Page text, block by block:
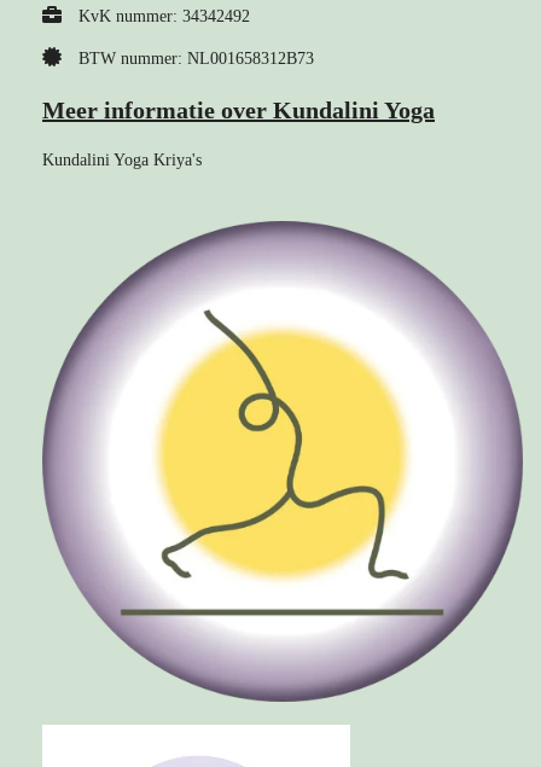
KvK nummer: 34342492
BTW nummer: NL001658312B73
Meer informatie over Kundalini Yoga
Kundalini Yoga Kriya's